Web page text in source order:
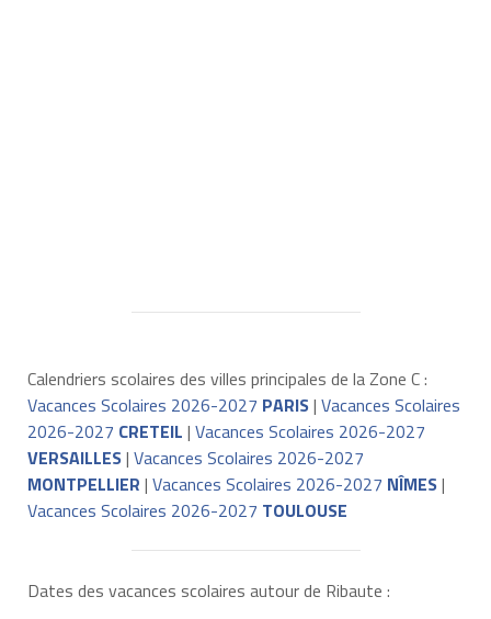
Calendriers scolaires des villes principales de la Zone C :
Vacances Scolaires 2026-2027 PARIS| Vacances Scolaires
2026-2027 CRETEIL | Vacances Scolaires 2026-2027
VERSAILLES| Vacances Scolaires 2026-2027
MONTPELLIER | Vacances Scolaires 2026-2027 NÎMES|
Vacances Scolaires 2026-2027 TOULOUSE
Dates des vacances scolaires autour de Ribaute :